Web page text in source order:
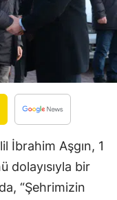
Erzincan
Erzurum
Eskişehir
Gaziantep
Gümüşhane
Hakkari
İbrahim Aşgın, 1
dolayısıyla bir
“Şehrimizin